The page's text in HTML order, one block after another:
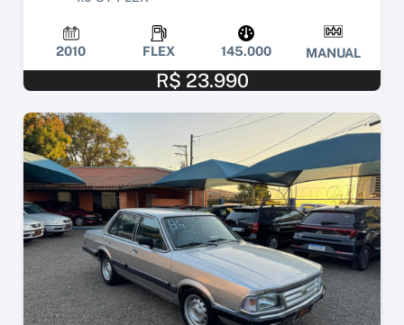
2010 FLEX 145.000 MANUAL
R$ 23.990